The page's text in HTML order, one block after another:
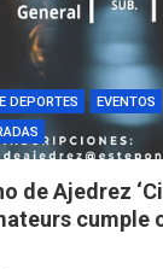
DEPORTES EVENTOS
de Ajedrez
cumple